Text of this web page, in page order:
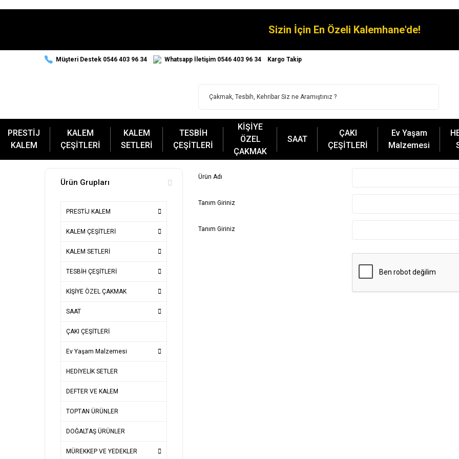
Sizin İçin En Özeli Kalemhane'de!
Müşteri Destek 0546 403 96 34 Whatsapp İletişim 0546 403 96 34 Kargo Takip
PRESTİJ
KALEM
KALEM
ÇEŞİTLERİ
KALEM
SETLERİ
TESBİH
ÇEŞİTLERİ
KİŞİYE
ÖZEL
ÇAKMAK
SAAT
ÇAKI
ÇEŞİTLERİ
Ev Yaşam
Malzemesi
Ürün Grupları
PRESTİJ KALEM
KALEM ÇEŞİTLERİ
KALEM SETLERİ
TESBİH ÇEŞİTLERİ
KİŞİYE ÖZEL ÇAKMAK
SAAT
ÇAKI ÇEŞİTLERİ
Ev Yaşam Malzemesi
HEDİYELİK SETLER
DEFTER VE KALEM
TOPTAN ÜRÜNLER
DOĞALTAŞ ÜRÜNLER
MÜREKKEP VE YEDEKLER
Ürün Adı
Tanım Giriniz
Tanım Giriniz